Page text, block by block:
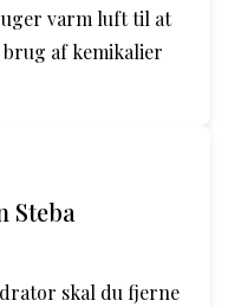
varm luft til at
af kemikalier
Steba
skal du fjerne